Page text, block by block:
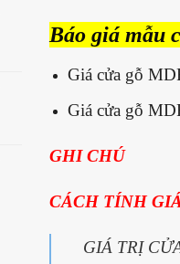
Báo giá mẫu
Giá cửa gỗ
Giá cửa gỗ
GHI CHÚ
CÁCH TÍNH
GIÁ TRỊ